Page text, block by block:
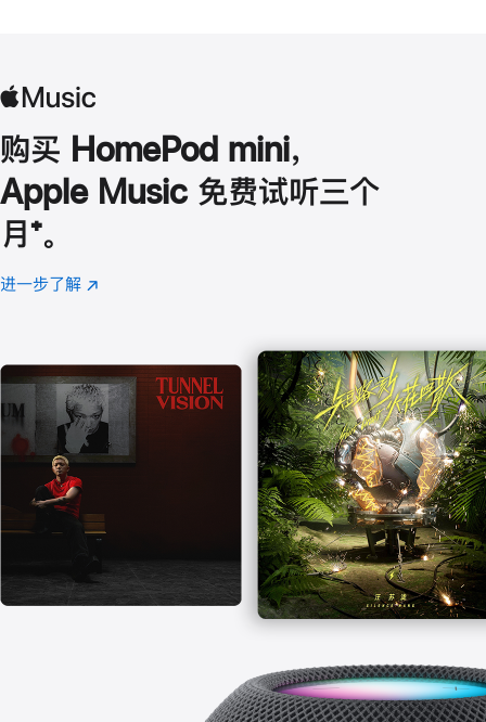
购买 HomePod mini，
Apple Music 免费试听三个
月 脚
注
⁺。
进一步了解 Apple
(在
口
中
打
开)